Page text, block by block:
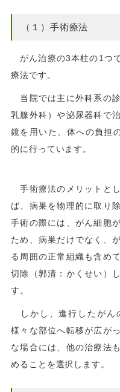
（１）手術療法
がん治療の3本柱の1つ
療法です。
当院では主に外科系の
乳腺外科）や泌尿器科で
鏡を用いた、体への負担
的に行っています。
手術療法のメリットと
ば、病巣を物理的に取り
手術の際には、がん細胞
ため、病巣だけでなく、
る周囲の正常組織も含め
切除（郭清：かくせい）
す。
しかし、進行したがん
様々な部位へ転移が広が
な場合には、他の治療法
めることを選択します。